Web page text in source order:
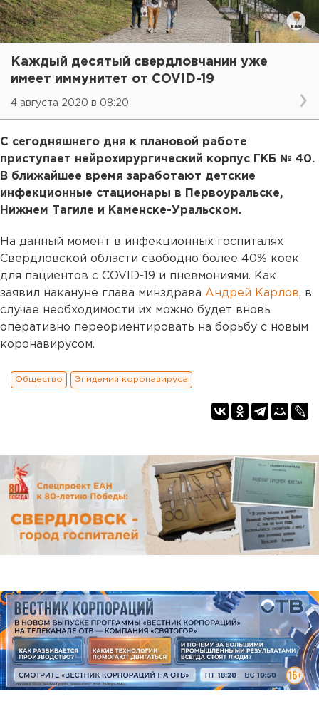
Каждый десятый свердловчанин уже
имеет иммунитет от COVID-19
4 августа 2020 в 08:20
С сегодняшнего дня к плановой работе
приступает нейрохирургический корпус ГКБ № 40.
В ближайшее время заработают детские
инфекционные стационары в Первоуральске,
Нижнем Тагиле и Каменске-Уральском.
На данный момент в инфекционных госпиталях
Свердловской области свободно более 40% коек
для пациентов с COVID-19 и пневмониями. Как
заявил накануне глава минздрава Андрей Карлов, в
случае необходимости их можно будет вновь
оперативно переориентировать на борьбу с новым
коронавирусом.
Общество Эпидемия коронавируса